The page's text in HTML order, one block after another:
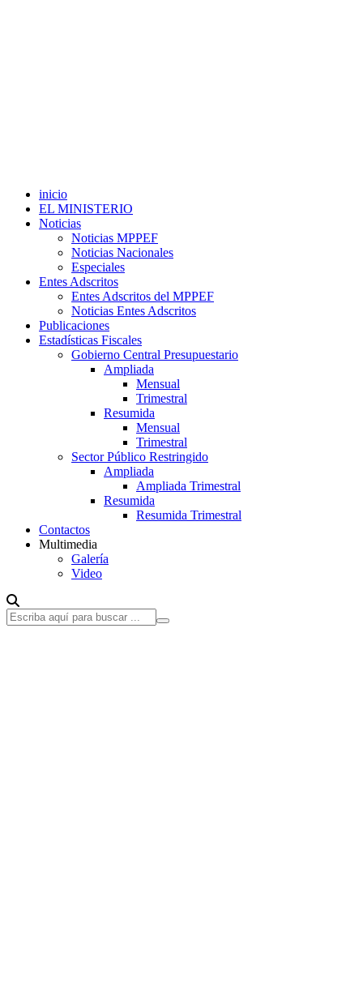
inicio
EL MINISTERIO
Noticias
Noticias MPPEF
Noticias Nacionales
Especiales
Entes Adscritos
Entes Adscritos del MPPEF
Noticias Entes Adscritos
Publicaciones
Estadísticas Fiscales
Gobierno Central Presupuestario
Ampliada
Mensual
Trimestral
Resumida
Mensual
Trimestral
Sector Público Restringido
Ampliada
Ampliada Trimestral
Resumida
Resumida Trimestral
Contactos
Multimedia
Galería
Video